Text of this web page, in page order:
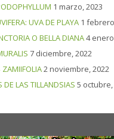
1 marzo, 2023
UVA DE PLAYA 1
O BELLA DIANA4
7 diciembre, 2022
2 noviembre, 2022
DE LAS TILLANDSIAS 5 octubre,